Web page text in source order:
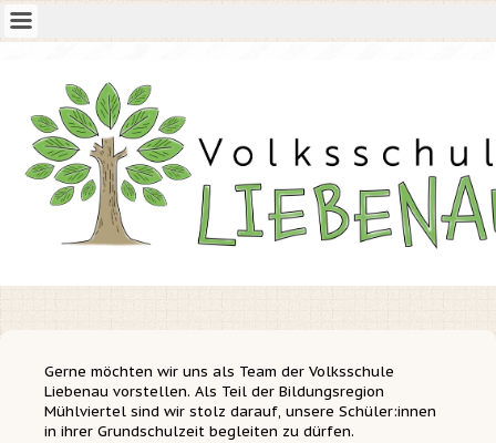
Gerne möchten wir uns als Team der Volksschule
Liebenau vorstellen. Als Teil der Bildungsregion
Mühlviertel sind wir stolz darauf, unsere Schüler:innen
in ihrer Grundschulzeit begleiten zu dürfen.